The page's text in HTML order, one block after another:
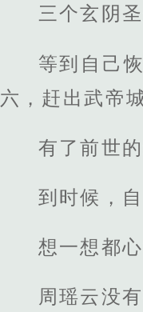
三个玄阴
等到自己
六，赶出武帝
有了前世
到时候，
想一想都
周瑶云没